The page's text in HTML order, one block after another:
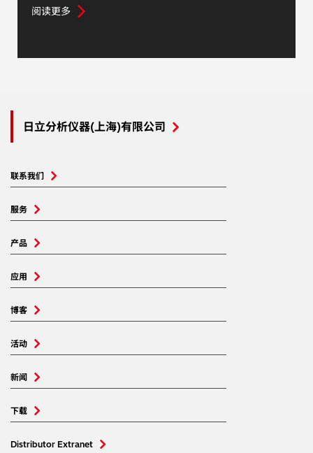
阅读更多
日立分析仪器(上海)有限公司
联系我们
服务
产品
应用
博客
活动
新闻
下载
Distributor Extranet